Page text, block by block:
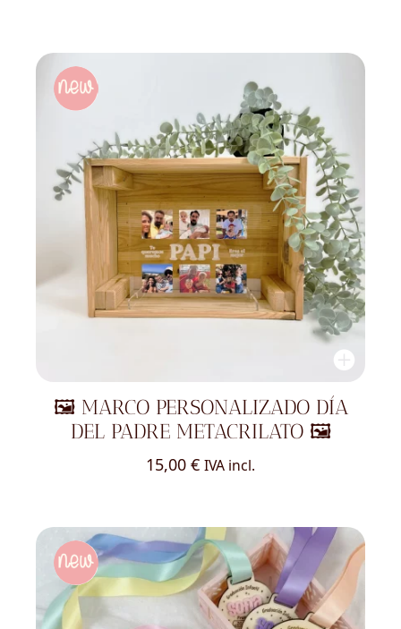
🖼️ MARCO PERSONALIZADO DÍA
DEL PADRE METACRILATO 🖼️
15,00 € IVA incl.